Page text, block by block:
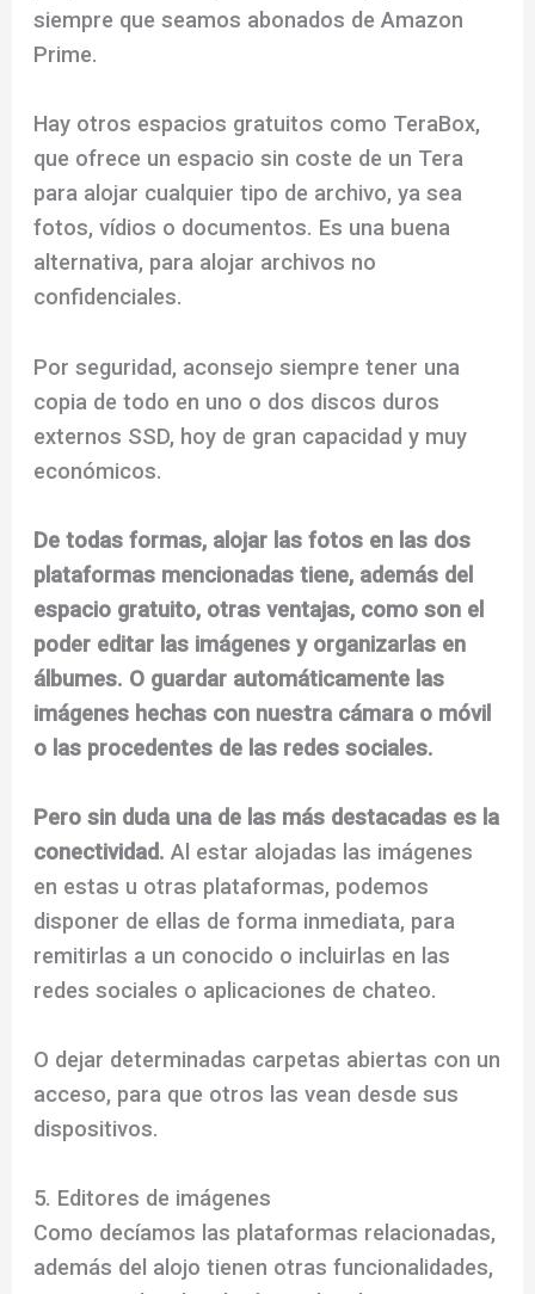
siempre que seamos abonados de Amazon
Prime.
Hay otros espacios gratuitos como TeraBox,
que ofrece un espacio sin coste de un Tera
para alojar cualquier tipo de archivo, ya sea
fotos, vídios o documentos. Es una buena
alternativa, para alojar archivos no
confidenciales.
Por seguridad, aconsejo siempre tener una
copia de todo en uno o dos discos duros
externos SSD, hoy de gran capacidad y muy
económicos.
De todas formas, alojar las fotos en las dos
plataformas mencionadas tiene, además del
espacio gratuito, otras ventajas, como son el
poder editar las imágenes y organizarlas en
álbumes. O guardar automáticamente las
imágenes hechas con nuestra cámara o móvil
o las procedentes de las redes sociales.
Pero sin duda una de las más destacadas es la
conectividad.Al estar alojadas las imágenes
en estas u otras plataformas, podemos
disponer de ellas de forma inmediata, para
remitirlas a un conocido o incluirlas en las
redes sociales o aplicaciones de chateo.
O dejar determinadas carpetas abiertas con un
acceso, para que otros las vean desde sus
dispositivos.
5. Editores de imágenes
Como decíamos las plataformas relacionadas,
además del alojo tienen otras funcionalidades,